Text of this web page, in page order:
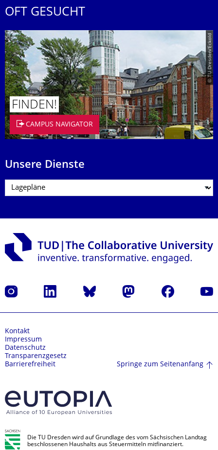
OFT GESUCHT
© TU Dresden/Eckold
FINDEN!
CAMPUS NAVIGATOR
Unsere Dienste
Instagram LinkedIn Bluesky Mastodon Facebook
Kontakt
Impressum
Datenschutz
Transparenzgesetz
Barrierefreiheit
Springe zum Seitenanfang
Die TU Dresden wird auf Grundlage des vom Sächsischen Landtag
beschlossenen Haushalts aus Steuermitteln mitfinanziert.